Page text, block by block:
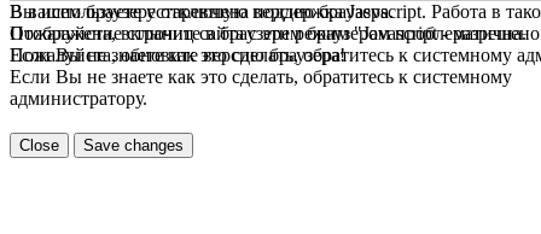
В вашем браузере отключена поддержка Jasvscript. Работа в
Пожалуйста, включите в браузере режим "Javascript -
Если Вы не знаете как это сделать, обратитесь к системному
Вы используете устаревшую версию браузера.
Отображение страниц сайта с этим браузером проблематична.
Пожалуйста, обновите версию браузера!
Если Вы не знаете как это сделать, обратитесь к системному
администратору.
Close Save changes